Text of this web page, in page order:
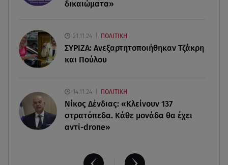
Σαμοθράκη: Συγκλονιστική διάσωση 15χρονης
από δύσβατο φαράγγι
δικαιώματα»
21.11.24 ΠΟΛΙΤΙΚΗ
ΣΥΡΙΖΑ: Ανεξαρτητοποιήθηκαν Τζάκρη
και Πούλου
14.11.24 ΠΟΛΙΤΙΚΗ
Νίκος Δένδιας: «Κλείνουν 137
στρατόπεδα. Kάθε μονάδα θα έχει
αντί-drone»